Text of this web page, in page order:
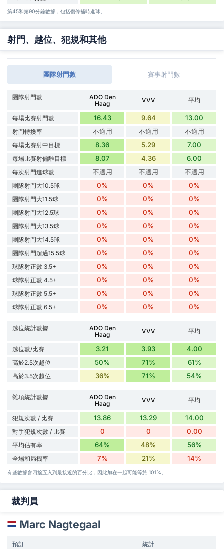
第45和第90分鐘數據，包括傷停補時進球。
射門、越位、犯規和其他
團隊射門數 賽事射門數
團隊射門數
ADO Den
Haag
VVV 平均
每場比賽射門數 16.43 9.64 13.00
射門轉換率 不適用 不適用 不適用
每場比賽射中目標 8.36 5.29 7.00
每場比賽射偏離目標 8.07 4.36 6.00
每次射門進球數 不適用 不適用 不適用
團隊射門大10.5球 0% 0% 0%
團隊射門大11.5球 0% 0% 0%
團隊射門大12.5球 0% 0% 0%
團隊射門大13.5球 0% 0% 0%
團隊射門大14.5球 0% 0% 0%
團隊射門超過15.5球 0% 0% 0%
球隊射正數 3.5+ 0% 0% 0%
球隊射正數 4.5+ 0% 0% 0%
球隊射正數 5.5+ 0% 0% 0%
球隊射正數 6.5+ 0% 0% 0%
越位統計數據
ADO Den
Haag
VVV 平均
越位數/比賽 3.21 3.93 4.00
高於2.5次越位 50% 71% 61%
高於3.5次越位 36% 71% 54%
雜項統計數據
ADO Den
Haag
VVV 平均
犯規次數 / 比賽 13.86 13.29 14.00
對手犯規次數 / 比賽 0 0 0.00
平均佔有率 64% 48% 56%
全場和局機率 7% 21% 14%
有些數據會四捨五入到最接近的百分比，因此加在一起可能等於 101%。
裁判員
Marc Nagtegaal
預訂 統計